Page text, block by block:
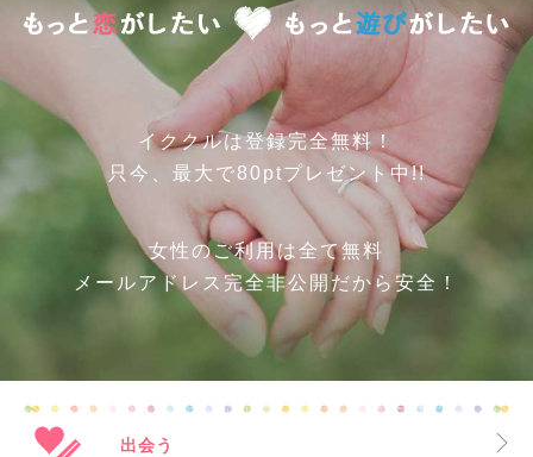
イククルは登録完全無料！
只今、最大で80ptプレゼント中!!
女性のご利用は全て無料
メールアドレス完全非公開だから安全！
出会う